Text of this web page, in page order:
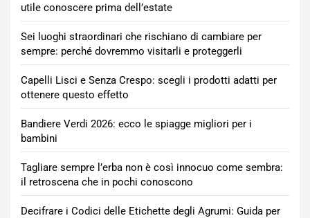
utile conoscere prima dell’estate
Sei luoghi straordinari che rischiano di cambiare per
sempre: perché dovremmo visitarli e proteggerli
Capelli Lisci e Senza Crespo: scegli i prodotti adatti per
ottenere questo effetto
Bandiere Verdi 2026: ecco le spiagge migliori per i
bambini
Tagliare sempre l’erba non è così innocuo come sembra:
il retroscena che in pochi conoscono
Decifrare i Codici delle Etichette degli Agrumi: Guida per